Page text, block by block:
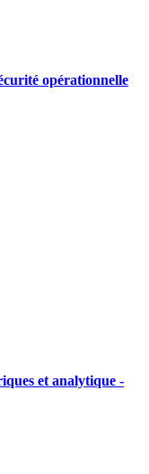
opérationnelle
et analytique -